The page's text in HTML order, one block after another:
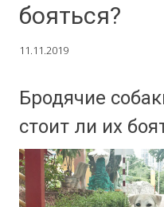
бояться?
11.11.2019
Бродячие
стоит ли их